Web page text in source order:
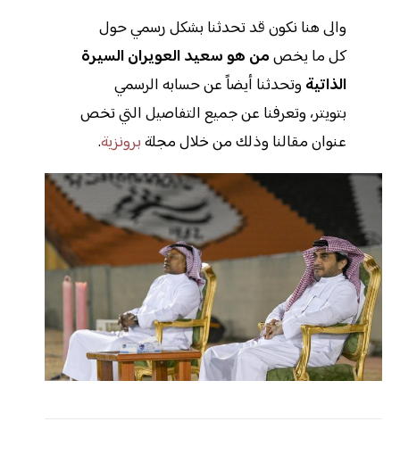
والى هنا نكون قد تحدثنا بشكل رسمي حول
كل ما يخصمن هو سعيد العويران السيرة
الذاتية وتحدثنا أيضاً عن حسابه الرسمي
بتويتر، وتعرفنا عن جميع التفاصيل التي تخص
عنوان مقالنا وذلك من خلال مجلةبرونزية.